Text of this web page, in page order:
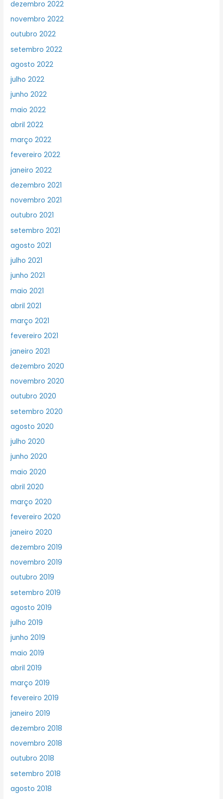
dezembro 2022
novembro 2022
outubro 2022
setembro 2022
agosto 2022
julho 2022
junho 2022
maio 2022
abril 2022
março 2022
fevereiro 2022
janeiro 2022
dezembro 2021
novembro 2021
outubro 2021
setembro 2021
agosto 2021
julho 2021
junho 2021
maio 2021
abril 2021
março 2021
fevereiro 2021
janeiro 2021
dezembro 2020
novembro 2020
outubro 2020
setembro 2020
agosto 2020
julho 2020
junho 2020
maio 2020
abril 2020
março 2020
fevereiro 2020
janeiro 2020
dezembro 2019
novembro 2019
outubro 2019
setembro 2019
agosto 2019
julho 2019
junho 2019
maio 2019
abril 2019
março 2019
fevereiro 2019
janeiro 2019
dezembro 2018
novembro 2018
outubro 2018
setembro 2018
agosto 2018